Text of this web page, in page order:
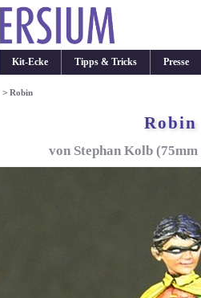
Kit-Ecke Tipps & Tricks Presse
>Robin
Robin
von Stephan Kolb